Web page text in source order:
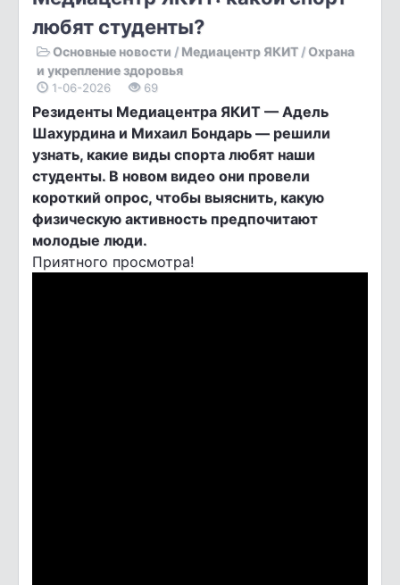
любят студенты?
Основные новости / Медиацентр ЯКИТ / Охрана
и укрепление здоровья
1-06-2026 69
Резиденты Медиацентра ЯКИТ — Адель
Шахурдина и Михаил Бондарь — решили
узнать, какие виды спорта любят наши
студенты. В новом видео они провели
короткий опрос, чтобы выяснить, какую
физическую активность предпочитают
молодые люди.
Приятного просмотра!